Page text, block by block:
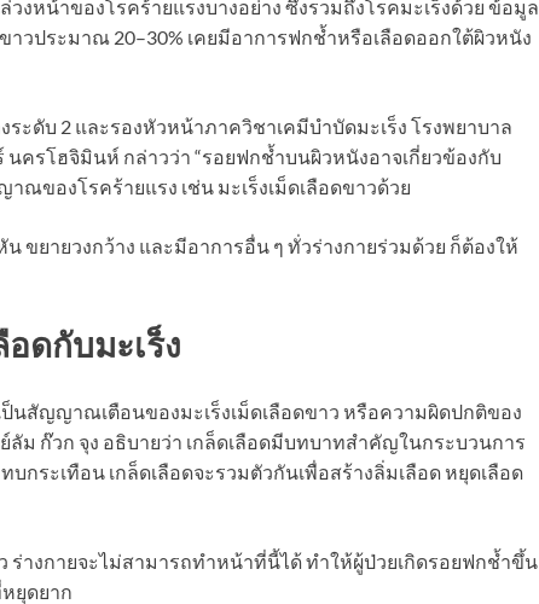
งหน้าของโรคร้ายแรงบางอย่าง ซึ่งรวมถึงโรคมะเร็งด้วย ข้อมูล
าวประมาณ 20–30% เคยมีอาการฟกช้ำหรือเลือดออกใต้ผิวหนัง
ะดับ 2 และรองหัวหน้าภาควิชาเคมีบำบัดมะเร็ง โรงพยาบาล
ครโฮจิมินห์ กล่าวว่า “รอยฟกช้ำบนผิวหนังอาจเกี่ยวข้องกับ
ของโรคร้ายแรง เช่น มะเร็งเม็ดเลือดขาวด้วย
ขยายวงกว้าง และมีอาการอื่น ๆ ทั่วร่างกายร่วมด้วย ก็ต้องให้
ดกับมะเร็ง
นสัญญาณเตือนของมะเร็งเม็ดเลือดขาว หรือความผิดปกติของ
ม ก๊วก จุง อธิบายว่า เกล็ดเลือดมีบทบาทสำคัญในกระบวนการ
บกระเทือน เกล็ดเลือดจะรวมตัวกันเพื่อสร้างลิ่มเลือด หยุดเลือด
ร่างกายจะไม่สามารถทำหน้าที่นี้ได้ ทำให้ผู้ป่วยเกิดรอยฟกช้ำขึ้น
ยุดยาก